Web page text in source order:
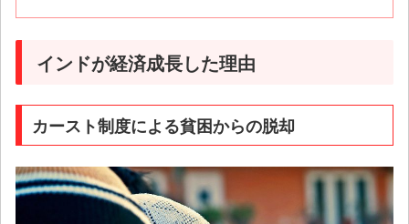
インドが経済成長した理由
カースト制度による貧困からの脱却